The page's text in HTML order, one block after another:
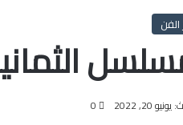
الفن
20, 2022
0